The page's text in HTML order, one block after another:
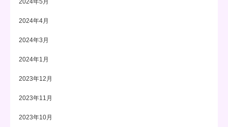
2024年4月
2024年3月
2024年1月
2023年12月
2023年11月
2023年10月